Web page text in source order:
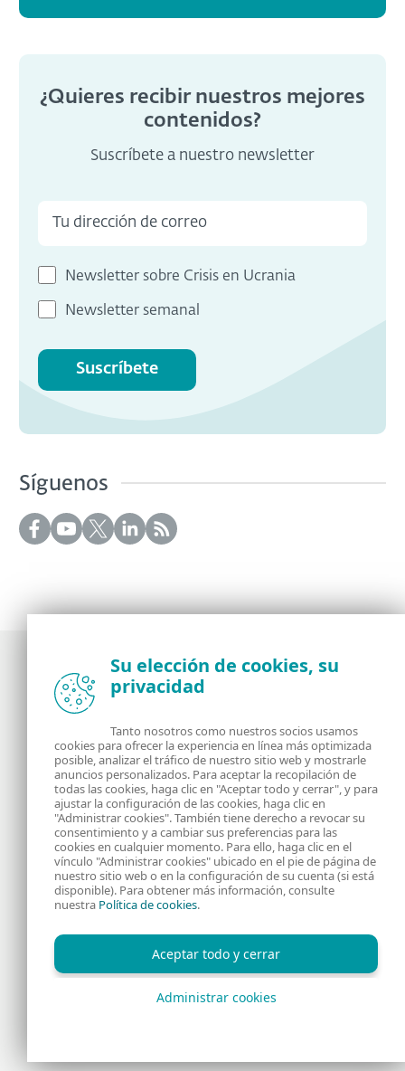
¿Quieres recibir nuestros mejores
contenidos?
Suscríbete a nuestro newsletter
Newsletter sobre Crisis en Ucrania
Newsletter semanal
Suscríbete
Síguenos
Noticias, opiniones y análisis de la comunidad de
seguridad de ESET
Acerca de RSS Feed
Contáctanos Dirección
Información Legal Política de Cookies
Política de privacidad
Su elección de cookies, su
privacidad
Tanto nosotros como nuestros socios usamos
cookies para ofrecer la experiencia en línea más optimizada
posible, analizar el tráfico de nuestro sitio web y mostrarle
anuncios personalizados. Para aceptar la recopilación de
todas las cookies, haga clic en "Aceptar todo y cerrar", y para
ajustar la configuración de las cookies, haga clic en
"Administrar cookies". También tiene derecho a revocar su
consentimiento y a cambiar sus preferencias para las
cookies en cualquier momento. Para ello, haga clic en el
vínculo "Administrar cookies" ubicado en el pie de página de
nuestro sitio web o en la configuración de su cuenta (si está
disponible). Para obtener más información, consulte
nuestra Política de cookies.
Aceptar todo y cerrar
Administrar cookies